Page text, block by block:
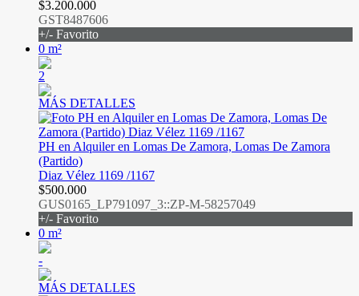
$3.200.000
GST8487606
+/- Favorito
0 m²
2
MÁS DETALLES
PH en Alquiler en Lomas De Zamora, Lomas De Zamora
(Partido)
Diaz Vélez 1169 /1167
$500.000
GUS0165_LP791097_3::ZP-M-58257049
+/- Favorito
0 m²
-
MÁS DETALLES